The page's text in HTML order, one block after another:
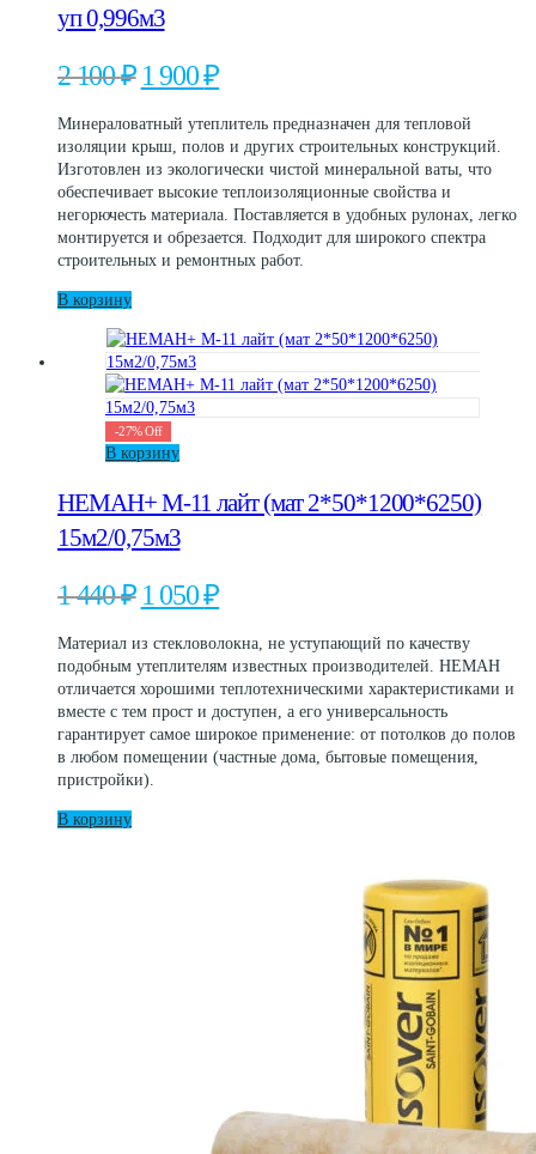
уп 0,996м3
2 100₽ Первоначальная
цена
2
100 ₽.
1 900₽Текущая
цена:
900 ₽.
Минераловатный утеплитель предназначен для тепловой
изоляции крыш, полов и других строительных конструкций.
Изготовлен из экологически чистой минеральной ваты, что
обеспечивает высокие теплоизоляционные свойства и
негорючесть материала. Поставляется в удобных рулонах, легко
монтируется и обрезается. Подходит для широкого спектра
строительных и ремонтных работ.
В корзину
-27% Off
В корзину
НЕМАН+ М-11 лайт (мат 2*50*1200*6250)
15м2/0,75м3
1 440₽ Первоначальная
цена
1
440 ₽.
1 050₽Текущая
цена:
050 ₽.
Материал из стекловолокна, не уступающий по качеству
подобным утеплителям известных производителей. НЕМАН
отличается хорошими теплотехническими характеристиками и
вместе с тем прост и доступен, а его универсальность
гарантирует самое широкое применение: от потолков до полов
в любом помещении (частные дома, бытовые помещения,
пристройки).
В корзину